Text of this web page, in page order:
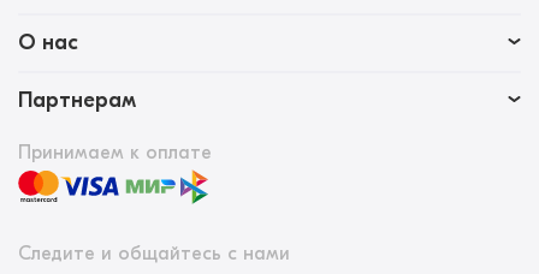
О нас
Партнерам
Принимаем к оплате
Следите и общайтесь с нами